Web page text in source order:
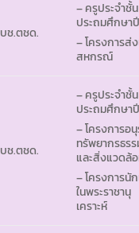
บช.ตชด.
– ครูประจำชั้น
ประถมศึกษา
– โครงการส่
สหกรณ์
บช.ตชด.
– ครูประจำชั้น
ประถมศึกษา
– โครงการอ
ทรัพยากรธร
และสิ่งแวดล้
– โครงการนั
ในพระราชานุ
เคราะห์